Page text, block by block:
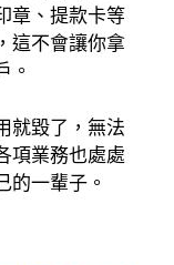
章、提款卡等
這不會讓你拿
。
就毀了，無法
項業務也處處
的一輩子。